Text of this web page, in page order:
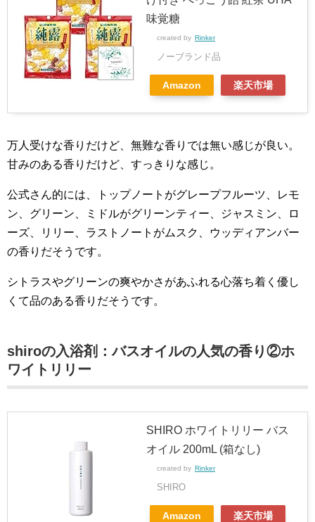
味覚糖
created by Rinker
ノーブランド品
Amazon 楽天市場
万人受けな香りだけど、無難な香りでは無い感じが良い。
甘みのある香りだけど、すっきりな感じ。
公式さん的には、トップノートがグレープフルーツ、レモ
ン、グリーン、ミドルがグリーンティー、ジャスミン、ロ
ーズ、リリー、ラストノートがムスク、ウッディアンバー
の香りだそうです。
シトラスやグリーンの爽やかさがあふれる心落ち着く優し
くて品のある香りだそうです。
shiroの入浴剤：バスオイルの人気の香り②ホ
ワイトリリー
SHIRO ホワイトリリー バス
オイル 200mL (箱なし)
created by Rinker
SHIRO
Amazon 楽天市場